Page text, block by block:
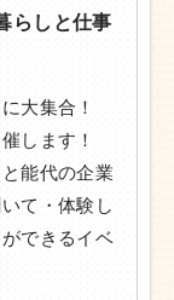
らしと仕事
大集合！
します！
能代の企業
て・体験し
できるイベ